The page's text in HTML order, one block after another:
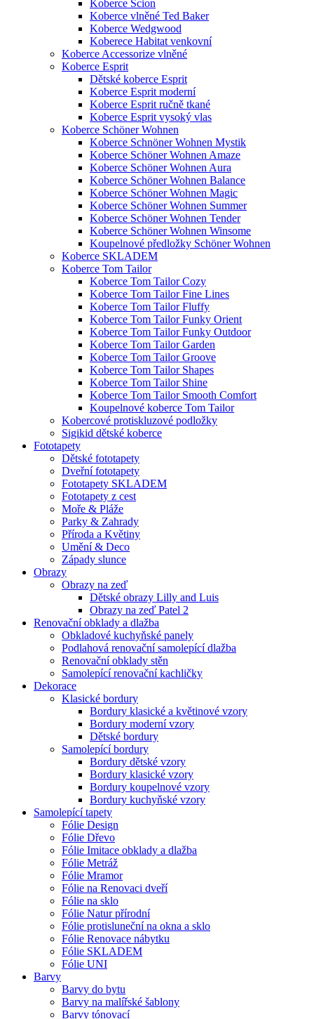
Koberce Scion
Koberce vlněné Ted Baker
Koberce Wedgwood
Koberece Habitat venkovní
Koberce Accessorize vlněné
Koberce Esprit
Dětské koberce Esprit
Koberce Esprit moderní
Koberce Esprit ručně tkané
Koberce Esprit vysoký vlas
Koberce Schöner Wohnen
Koberce Schnöner Wohnen Mystik
Koberce Schöner Wohnen Amaze
Koberce Schöner Wohnen Aura
Koberce Schöner Wohnen Balance
Koberce Schöner Wohnen Magic
Koberce Schöner Wohnen Summer
Koberce Schöner Wohnen Tender
Koberce Schöner Wohnen Winsome
Koupelnové předložky Schöner Wohnen
Koberce SKLADEM
Koberce Tom Tailor
Koberce Tom Tailor Cozy
Koberce Tom Tailor Fine Lines
Koberce Tom Tailor Fluffy
Koberce Tom Tailor Funky Orient
Koberce Tom Tailor Funky Outdoor
Koberce Tom Tailor Garden
Koberce Tom Tailor Groove
Koberce Tom Tailor Shapes
Koberce Tom Tailor Shine
Koberce Tom Tailor Smooth Comfort
Koupelnové koberce Tom Tailor
Kobercové protiskluzové podložky
Sigikid dětské koberce
Fototapety
Dětské fototapety
Dveřní fototapety
Fototapety SKLADEM
Fototapety z cest
Moře & Pláže
Parky & Zahrady
Příroda a Květiny
Umění & Deco
Západy slunce
Obrazy
Obrazy na zeď
Dětské obrazy Lilly and Luis
Obrazy na zeď Patel 2
Renovační obklady a dlažba
Obkladové kuchyňské panely
Podlahová renovační samolepící dlažba
Renovační obklady stěn
Samolepící renovační kachličky
Dekorace
Klasické bordury
Bordury klasické a květinové vzory
Bordury moderní vzory
Dětské bordury
Samolepící bordury
Bordury dětské vzory
Bordury klasické vzory
Bordury koupelnové vzory
Bordury kuchyňské vzory
Samolepící tapety
Fólie Design
Fólie Dřevo
Fólie Imitace obklady a dlažba
Fólie Metráž
Fólie Mramor
Fólie na Renovaci dveří
Fólie na sklo
Fólie Natur přírodní
Fólie protisluneční na okna a sklo
Fólie Renovace nábytku
Fólie SKLADEM
Fólie UNI
Barvy
Barvy do bytu
Barvy na malířské šablony
Barvy tónovací